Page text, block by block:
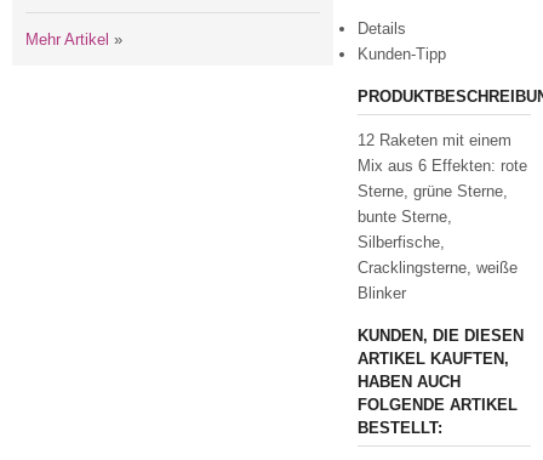
Details
Kunden-Tipp
12 Raketen mit einem
Mix aus 6 Effekten: rote
Sterne, grüne Sterne,
bunte Sterne,
Silberfische,
Cracklingsterne, weiße
Blinker
KUNDEN, DIE DIESEN
ARTIKEL KAUFTEN,
HABEN AUCH
FOLGENDE ARTIKEL
BESTELLT:
Mehr Artikel »